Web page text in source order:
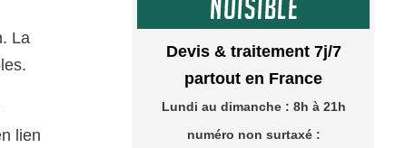
La
lien
Devis & traitement 7j/7
partout en France
Lundi au dimanche : 8h à 21h
numéro non surtaxé :